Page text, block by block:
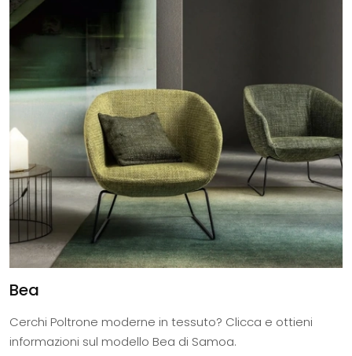
Bea
Cerchi Poltrone moderne in tessuto? Clicca e ottieni
informazioni sul modello Bea di Samoa.